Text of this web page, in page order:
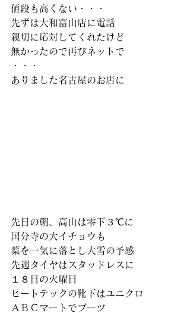
値段も高くない・・・
先ずは大和富山店に電話
親切に応対してくれたけど
無かったので再びネットで
・・・
ありました名古屋のお店に
先日の朝、高山は零下３℃に
国分寺の大イチョウも
葉を一気に落とし大雪の予感
先週タイヤはスタッドレスに
１８日の火曜日
ヒートテックの靴下はユニクロ
ＡＢＣマートでブーツ